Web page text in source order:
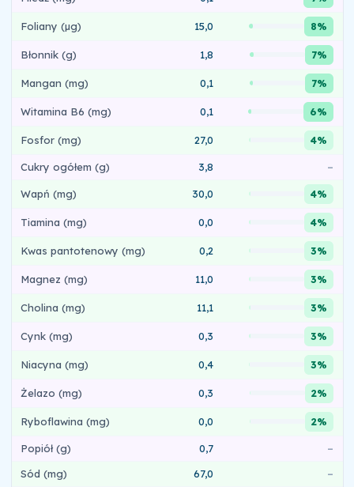
Foliany (µg) 15,0 8%
Błonnik (g) 1,8 7%
Mangan (mg) 0,1 7%
Witamina B6 (mg) 0,1 6%
Fosfor (mg) 27,0 4%
Cukry ogółem (g) 3,8 –
Wapń (mg) 30,0 4%
Tiamina (mg) 0,0 4%
Kwas pantotenowy (mg) 0,2 3%
Magnez (mg) 11,0 3%
Cholina (mg) 11,1 3%
Cynk (mg) 0,3 3%
Niacyna (mg) 0,4 3%
Żelazo (mg) 0,3 2%
Ryboflawina (mg) 0,0 2%
Popiół (g) 0,7
–
Sód (mg)
67,0
–